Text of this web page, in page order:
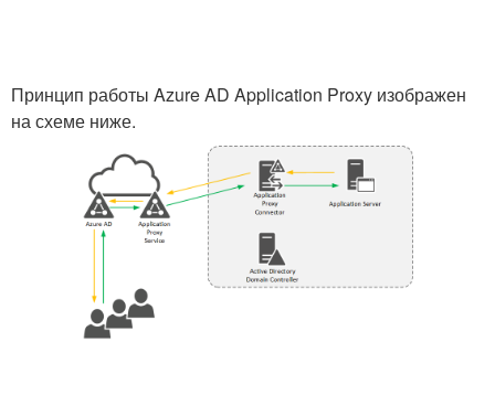
Принцип работы Azure AD Application Proxy изображен
на схеме ниже.